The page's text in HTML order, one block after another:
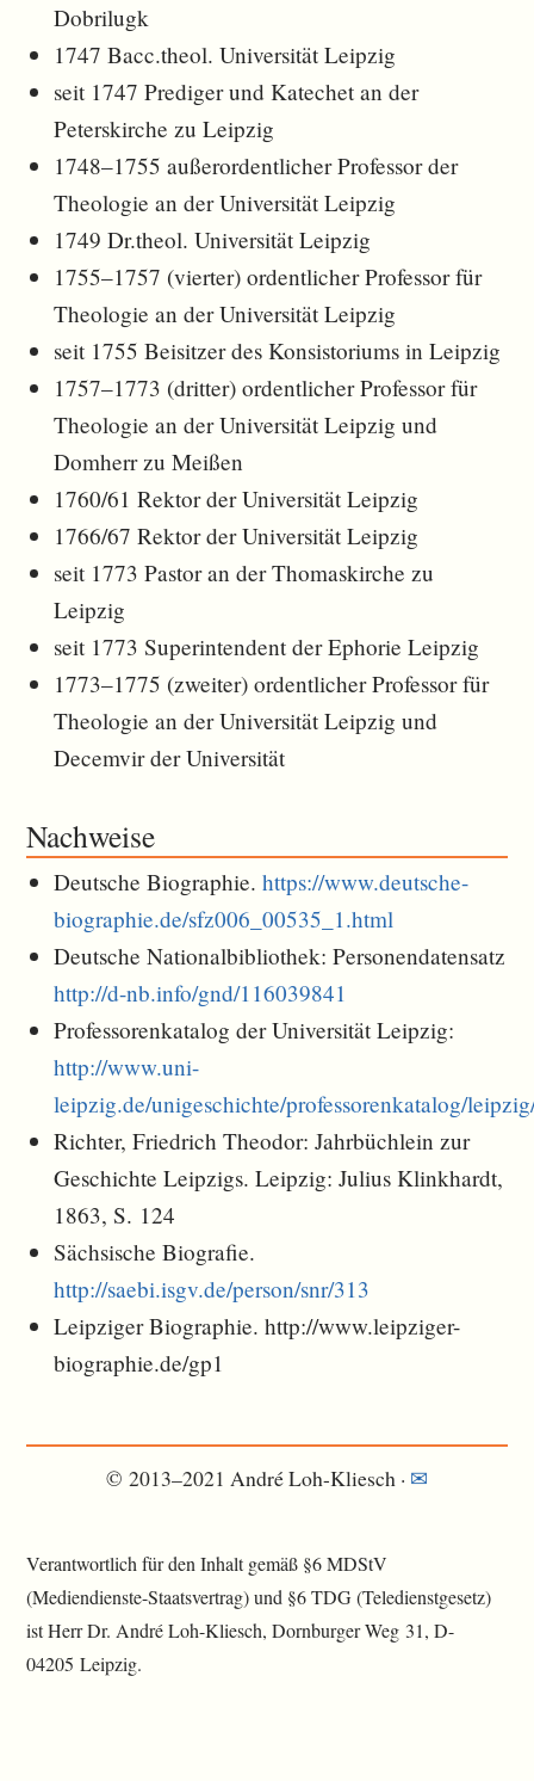
Dobrilugk
1747 Bacc.theol. Universität Leipzig
seit 1747 Prediger und Katechet an der
Peterskirche zu Leipzig
1748–1755 außerordentlicher Professor der
Theologie an der Universität Leipzig
1749 Dr.theol. Universität Leipzig
1755–1757 (vierter) ordentlicher Professor für
Theologie an der Universität Leipzig
seit 1755 Beisitzer des Konsistoriums in Leipzig
1757–1773 (dritter) ordentlicher Professor für
Theologie an der Universität Leipzig und
Domherr zu Meißen
1760/61 Rektor der Universität Leipzig
1766/67 Rektor der Universität Leipzig
seit 1773 Pastor an der Thomaskirche zu
Leipzig
seit 1773 Superintendent der Ephorie Leipzig
1773–1775 (zweiter) ordentlicher Professor für
Theologie an der Universität Leipzig und
Decemvir der Universität
Nachweise
Deutsche Biographie.https://www.deutsche-
biographie.de/sfz006_00535_1.html
Deutsche Nationalbibliothek: Personendatensatz
http://d-nb.info/gnd/116039841
Professorenkatalog der Universität Leipzig:
http://www.uni-
leipzig.de/unigeschichte/professorenkatalog/
Richter, Friedrich Theodor: Jahrbüchlein zur
Geschichte Leipzigs. Leipzig: Julius Klinkhardt,
1863, S. 124
Sächsische Biografie.
http://saebi.isgv.de/person/snr/313
Leipziger Biographie. http://www.leipziger-
biographie.de/gp1
© 2013–2021 André Loh-Kliesch · ✉︎
Verantwortlich für den Inhalt gemäß §6 MDStV
(Mediendienste-Staatsvertrag) und §6 TDG (Teledienstgesetz)
ist Herr Dr. André Loh-Kliesch, Dornburger Weg 31, D-
04205 Leipzig.